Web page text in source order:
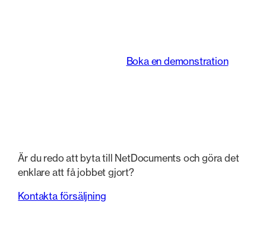
Boka en demonstration
Är du redo att byta till NetDocuments och göra det
enklare att få jobbet gjort?
Kontakta försäljning